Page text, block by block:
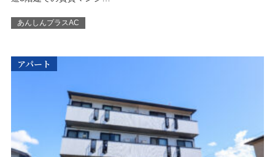
あんしんプラスAC
アパート